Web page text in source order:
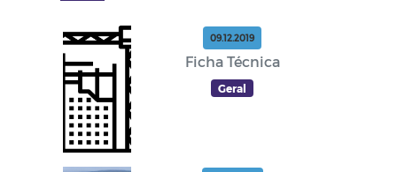
09.12.2019
Ficha Técnica
Geral